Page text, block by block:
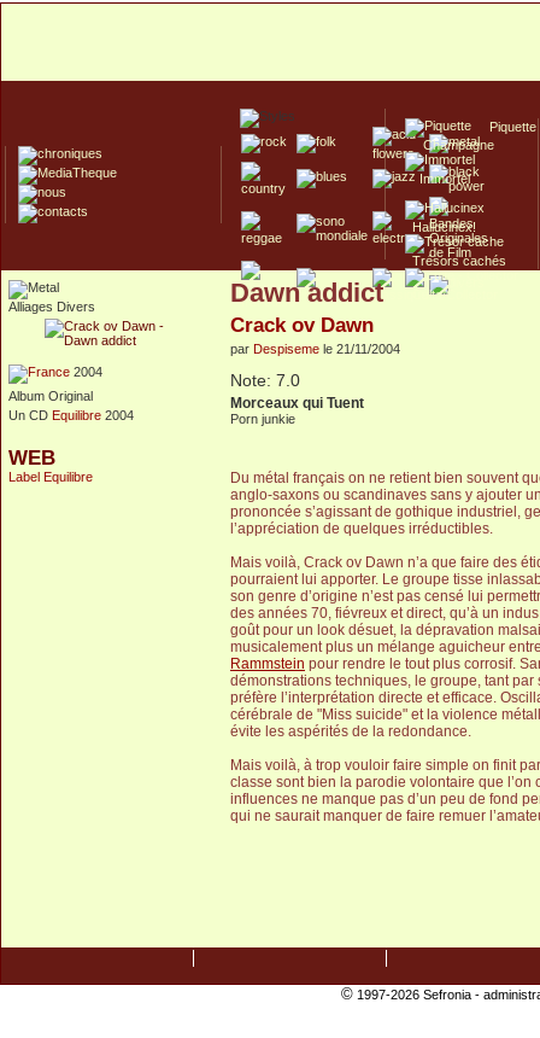
Piquette
Champagne
Immortel
Hallucinex!
Trésors cachés
Culte/Collector
Alliages Divers
2004
Album Original
Un CD Equilibre 2004
WEB
Label Equilibre
Dawn addict
Crack ov Dawn
par Despiseme le 21/11/2004
Note: 7.0
Morceaux qui Tuent
Porn junkie
Du métal français on ne retient bien souvent
anglo-saxons ou scandinaves sans y ajouter
prononcée s’agissant de gothique industriel,
l’appréciation de quelques irréductibles.
Mais voilà, Crack ov Dawn n’a que faire des
pourraient lui apporter. Le groupe tisse
son genre d’origine n’est pas censé lui
des années 70, fiévreux et direct, qu’à un
goût pour un look désuet, la dépravation
musicalement plus un mélange aguicheur
Rammstein pour rendre le tout plus corrosif.
démonstrations techniques, le groupe, tant
préfère l’interprétation directe et efficace.
cérébrale de "Miss suicide" et la violence
évite les aspérités de la redondance.
Mais voilà, à trop vouloir faire simple on finit
classe sont bien la parodie volontaire que
influences ne manque pas d’un peu de fond
qui ne saurait manquer de faire remuer
©1997-2026 Sefronia -